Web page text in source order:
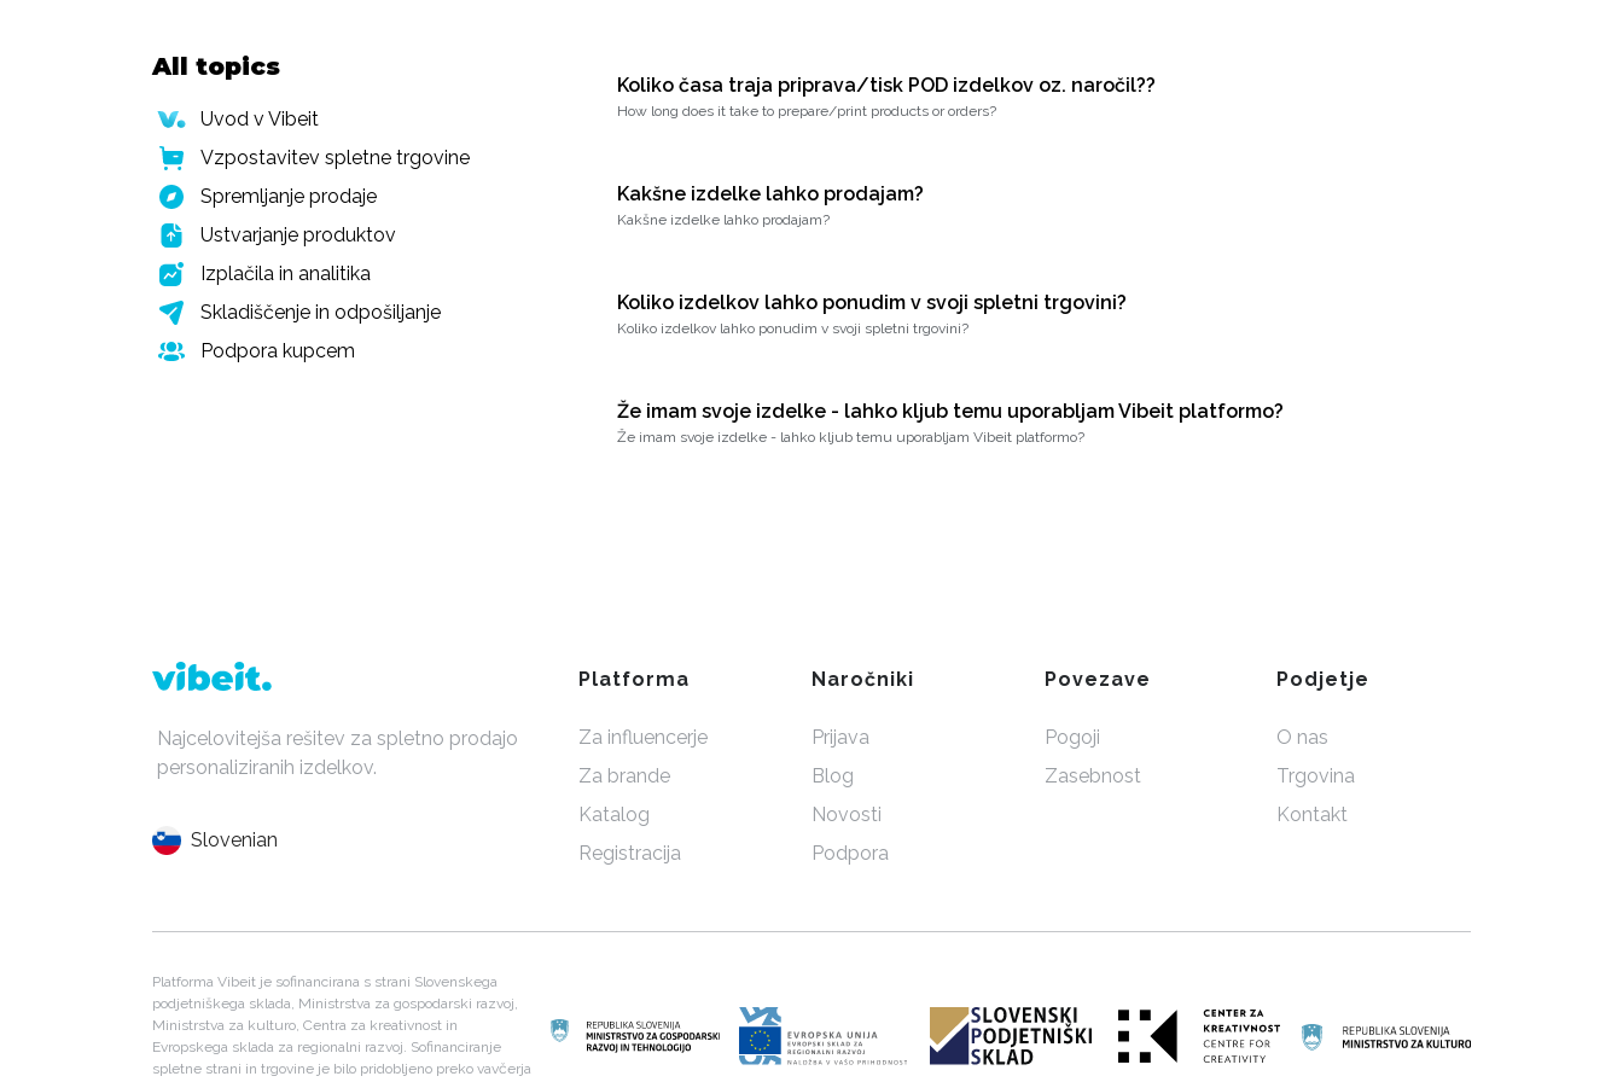
All topics
Uvod v Vibeit
Vzpostavitev spletne trgovine
Spremljanje prodaje
Ustvarjanje produktov
Izplačila in analitika
Skladiščenje in odpošiljanje
Podpora kupcem
Koliko časa traja priprava/tisk POD izdelkov oz. naročil??
How long does it take to prepare/print products or orders?
Kakšne izdelke lahko prodajam?
Kakšne izdelke lahko prodajam?
Koliko izdelkov lahko ponudim v svoji spletni trgovini?
Koliko izdelkov lahko ponudim v svoji spletni trgovini?
Že imam svoje izdelke - lahko kljub temu uporabljam Vibeit platformo?
Že imam svoje izdelke - lahko kljub temu uporabljam Vibeit platformo?
Najcelovitejša rešitev za spletno prodajo
personaliziranih izdelkov.
Slovenian
Platforma
Za influencerje
Za brande
Katalog
Registracija
Naročniki
Prijava
Blog
Novosti
Podpora
Povezave
Pogoji
Zasebnost
Podjetje
O nas
Trgovina
Kontakt
Platforma Vibeit je sofinancirana s strani Slovenskega
podjetniškega sklada, Ministrstva za gospodarski razvoj,
Ministrstva za kulturo, Centra za kreativnost in
Evropskega sklada za regionalni razvoj. Sofinanciranje
spletne strani in trgovine je bilo pridobljeno preko vavčerja